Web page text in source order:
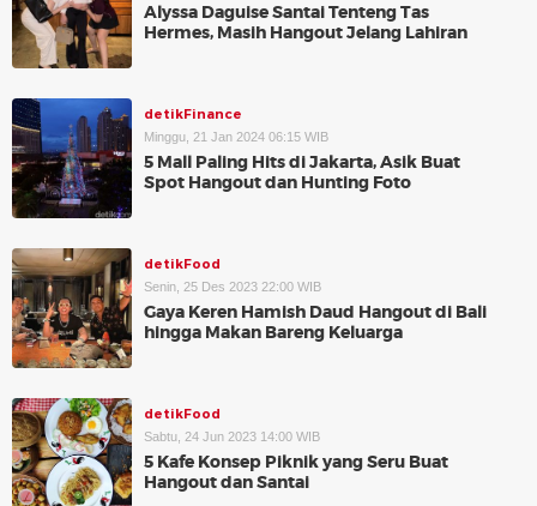
Alyssa Daguise Santai Tenteng Tas
Hermes, Masih Hangout Jelang Lahiran
detikFinance
Minggu, 21 Jan 2024 06:15 WIB
5 Mall Paling Hits di Jakarta, Asik Buat
Spot Hangout dan Hunting Foto
detikFood
Senin, 25 Des 2023 22:00 WIB
Gaya Keren Hamish Daud Hangout di Bali
hingga Makan Bareng Keluarga
detikFood
Sabtu, 24 Jun 2023 14:00 WIB
5 Kafe Konsep Piknik yang Seru Buat
Hangout dan Santai